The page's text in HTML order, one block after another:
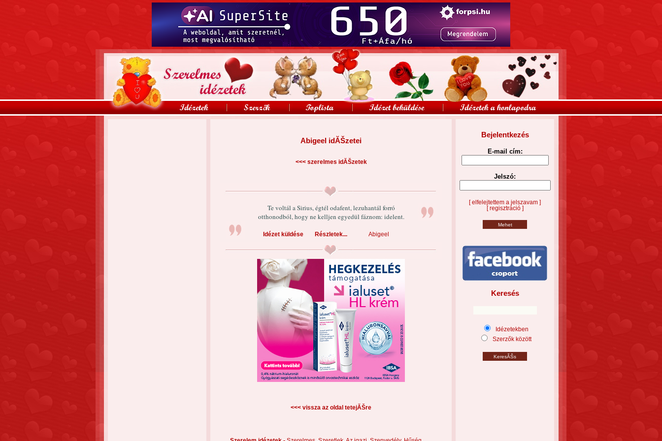
Abigeel idĂŠzetei
<<< szerelmes idĂŠzetek
Te voltál a Sirius, égtél odafent, lezuhantál forró
otthonodból, hogy ne kelljen egyedül fáznom: idelent.
Idézet küldése Részletek... Abigeel
<<< vissza az oldal tetejĂŠre
Bejelentkezés
E-mail cím:
Jelszó:
[ elfelejtettem a jelszavam ]
[ regisztráció ]
Keresés
Idézetekben
Szerzők között